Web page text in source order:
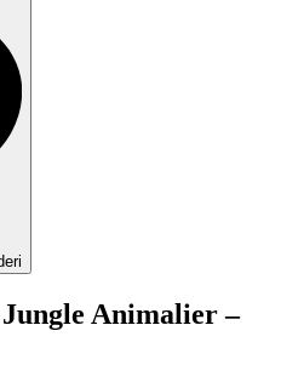
Animalier –